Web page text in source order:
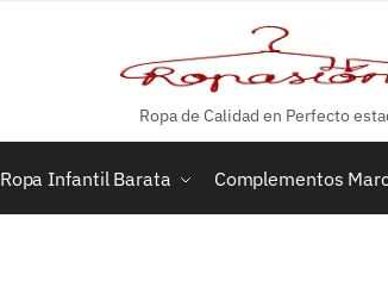
Ropa de Calidad en Perfecto
Ropa Infantil Barata Complementos